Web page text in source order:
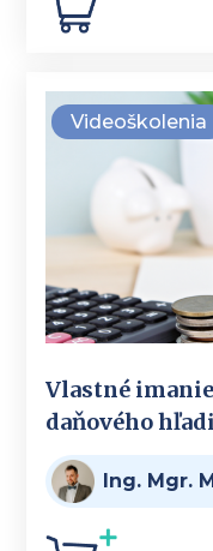
Videoškolenia
Vlastné
daňového
Ing. Mgr.